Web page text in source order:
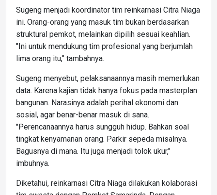
Sugeng menjadi koordinator tim reinkarnasi Citra Niaga
ini. Orang-orang yang masuk tim bukan berdasarkan
struktural pemkot, melainkan dipilih sesuai keahlian.
"Ini untuk mendukung tim profesional yang berjumlah
lima orang itu," tambahnya.
Sugeng menyebut, pelaksanaannya masih memerlukan
data. Karena kajian tidak hanya fokus pada masterplan
bangunan. Narasinya adalah perihal ekonomi dan
sosial, agar benar-benar masuk di sana.
"Perencanaannya harus sungguh hidup. Bahkan soal
tingkat kenyamanan orang. Parkir sepeda misalnya.
Bagusnya di mana. Itu juga menjadi tolok ukur,"
imbuhnya.
Diketahui, reinkarnasi Citra Niaga dilakukan kolaborasi